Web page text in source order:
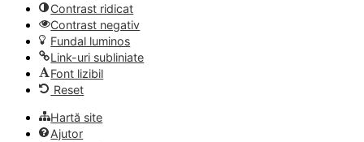
Contrast ridicat
Contrast negativ
Fundal luminos
Link-uri subliniate
Font lizibil
Reset
Hartă site
Ajutor